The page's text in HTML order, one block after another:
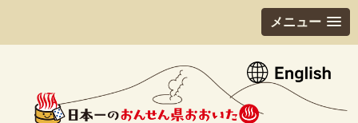
メニュー